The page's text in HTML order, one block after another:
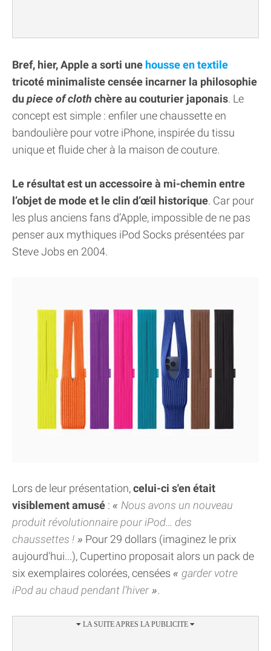
Bref, hier, Apple a sorti une housse en textile
tricoté minimaliste censée incarner la philosophie
du piece of cloth chère au couturier japonais. Le
concept est simple : enfiler une chaussette en
bandoulière pour votre iPhone, inspirée du tissu
unique et fluide cher à la maison de couture.
Le résultat est un accessoire à mi-chemin entre
l’objet de mode et le clin d’œil historique. Car pour
les plus anciens fans d’Apple, impossible de ne pas
penser aux mythiques iPod Socks présentées par
Steve Jobs en 2004.
Lors de leur présentation,celui-ci s'en était
visiblement amusé :
Nous avons un nouveau
produit révolutionnaire pour iPod… des
chaussettes !
Pour 29 dollars (imaginez le prix
aujourd'hui...), Cupertino proposait alors un pack de
six exemplaires colorées, censées
garder votre
iPod au chaud pendant l’hiver
.